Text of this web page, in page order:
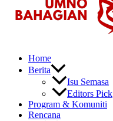
Home
Berita
Isu Semasa
Editors Pick
Program & Komuniti
Rencana